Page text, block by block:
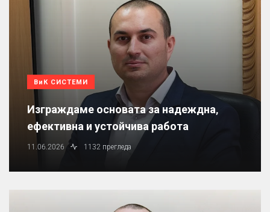
ВиК СИСТЕМИ
Изграждаме основата за надеждна,
ефективна и устойчива работа
11.06.2026 1132 прегледа